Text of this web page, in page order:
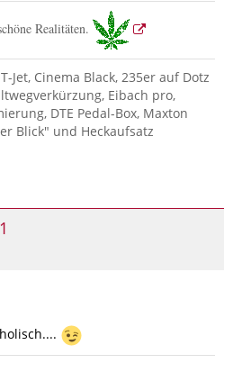
Realitäten.
Jet, Cinema Black, 235er auf Dotz
Eibach pro,
DTE Pedal-Box, Maxton
Blick" und Heckaufsatz